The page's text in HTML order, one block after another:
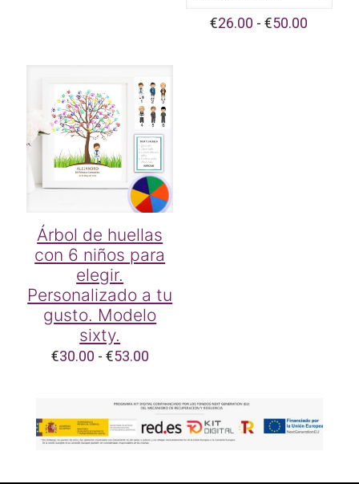
€26.00 - €50.00
Árbol de huellas
con 6 niños para
elegir.
Personalizado a tu
gusto. Modelo
sixty.
€30.00 - €53.00Rango
desde
€30.00
hasta